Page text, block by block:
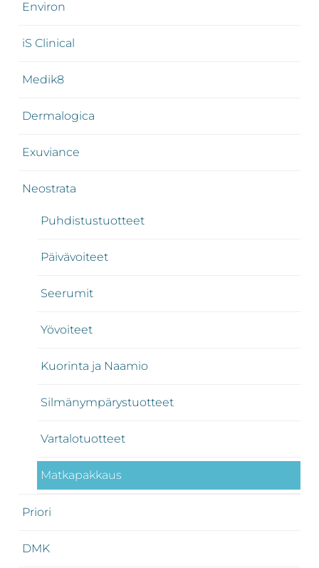
Environ
iS Clinical
Medik8
Dermalogica
Exuviance
Neostrata
Puhdistustuotteet
Päivävoiteet
Seerumit
Yövoiteet
Kuorinta ja Naamio
Silmänympärystuotteet
Vartalotuotteet
Matkapakkaus
Priori
DMK